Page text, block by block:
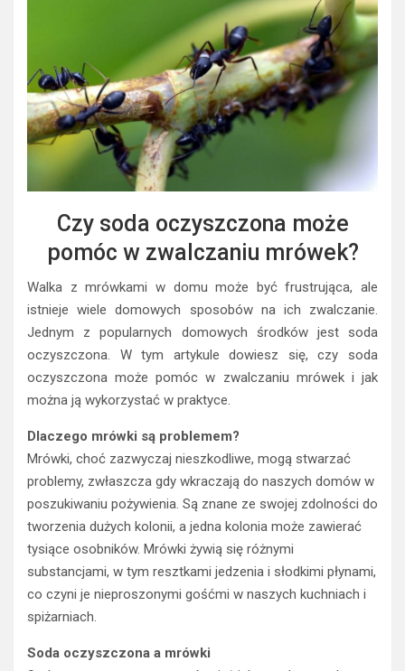
Czy soda oczyszczona może
pomóc w zwalczaniu mrówek?
Walka z mrówkami w domu może być frustrująca, ale
istnieje wiele domowych sposobów na ich zwalczanie.
Jednym z popularnych domowych środków jest soda
oczyszczona. W tym artykule dowiesz się, czy soda
oczyszczona może pomóc w zwalczaniu mrówek i jak
można ją wykorzystać w praktyce.
Dlaczego mrówki są problemem?
Mrówki, choć zazwyczaj nieszkodliwe, mogą stwarzać
problemy, zwłaszcza gdy wkraczają do naszych domów w
poszukiwaniu pożywienia. Są znane ze swojej zdolności do
tworzenia dużych kolonii, a jedna kolonia może zawierać
tysiące osobników. Mrówki żywią się różnymi
substancjami, w tym resztkami jedzenia i słodkimi płynami,
co czyni je nieproszonymi gośćmi w naszych kuchniach i
spiżarniach.
Soda oczyszczona a mrówki